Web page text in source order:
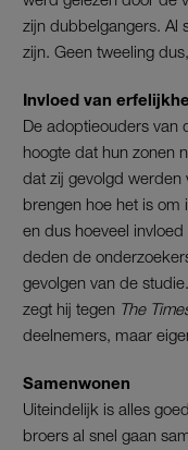
zijn dubbelgangers. Al
zijn. Geen tweeling
Invloed van
De adoptieouders van
hoogte dat hun zonen
dat zij gevolgd werden
brengen hoe het is om
en dus hoeveel
deden de
gevolgen van de
zegt hij tegen The
deelnemers, maar
Samenwonen
Uiteindelijk is alles
broers al snel gaan